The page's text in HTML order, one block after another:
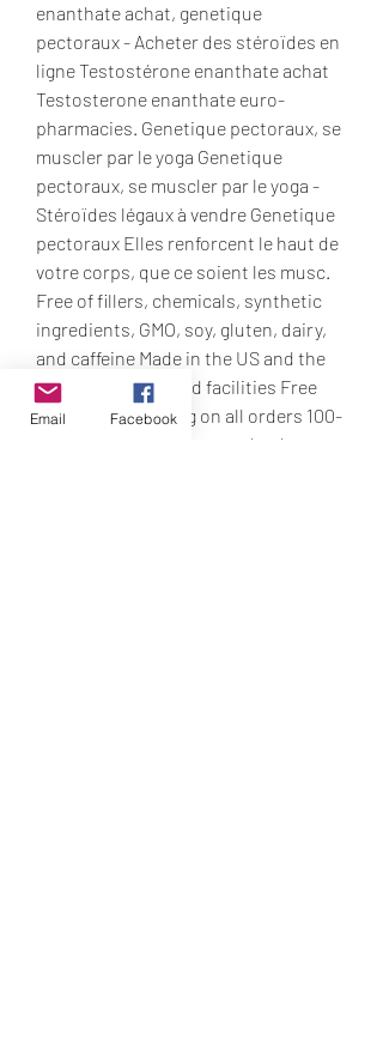
enanthate achat, genetique
pectoraux - Acheter des stéroïdes en
ligne Testostérone enanthate achat
Testosterone enanthate euro-
pharmacies. Genetique pectoraux, se
muscler par le yoga Genetique
pectoraux, se muscler par le yoga -
Stéroïdes légaux à vendre Genetique
pectoraux Elles renforcent le haut de
votre corps, que ce soient les musc.
Free of fillers, chemicals, synthetic
ingredients, GMO, soy, gluten, dairy,
and caffeine Made in the US and the
UK in FDA-approved facilities Free
worldwide shipping on all orders 100-
day unconditional money-back
Email Facebook